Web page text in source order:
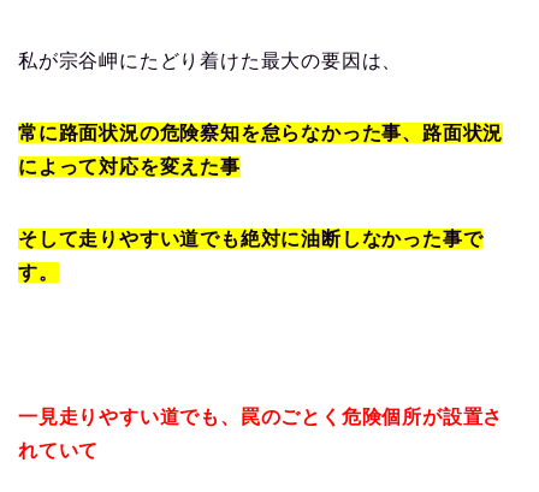
私が宗谷岬にたどり着けた最大の要因は、
常に路面状況の危険察知を怠らなかった事、路面状況
によって対応を変えた事
そして走りやすい道でも絶対に油断しなかった事で
す。
一見走りやすい道でも、罠のごとく危険個所が設置さ
れていて